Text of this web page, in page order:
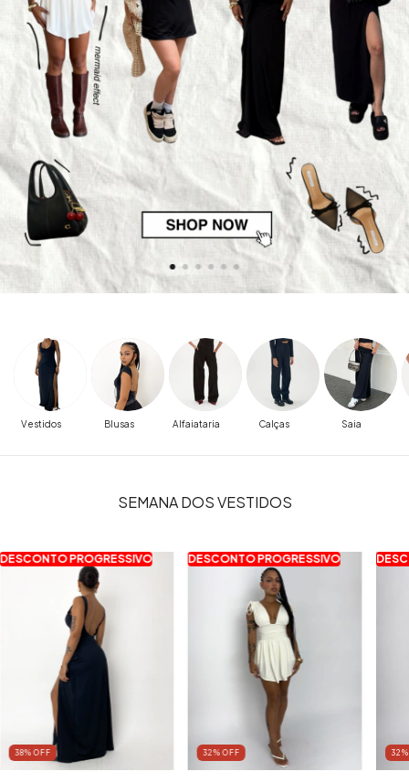
Vestidos Blusas Alfaiataria Calças Saia
SEMANA DOS VESTIDOS
DESCONTO PROGRESSIVO
38% OFF
DESCONTO PROGRESSIVO
32% OFF 32